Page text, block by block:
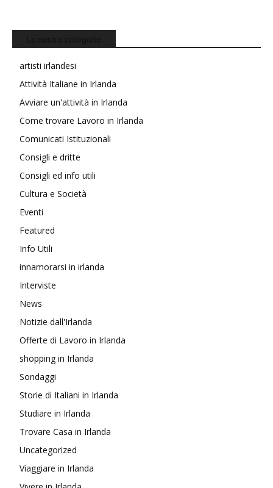
artisti irlandesi
Attività Italiane in Irlanda
Avviare un'attività in Irlanda
Come trovare Lavoro in Irlanda
Comunicati Istituzionali
Consigli e dritte
Consigli ed info utili
Cultura e Società
Eventi
Featured
Info Utili
innamorarsi in irlanda
Interviste
News
Notizie dall'Irlanda
Offerte di Lavoro in Irlanda
shopping in Irlanda
Sondaggi
Storie di Italiani in Irlanda
Studiare in Irlanda
Trovare Casa in Irlanda
Uncategorized
Viaggiare in Irlanda